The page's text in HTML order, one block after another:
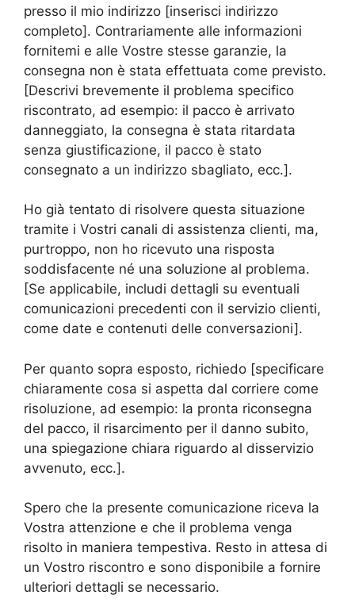
presso il mio indirizzo [inserisci indirizzo
completo]. Contrariamente alle informazioni
fornitemi e alle Vostre stesse garanzie, la
consegna non è stata effettuata come previsto.
[Descrivi brevemente il problema specifico
riscontrato, ad esempio: il pacco è arrivato
danneggiato, la consegna è stata ritardata
senza giustificazione, il pacco è stato
consegnato a un indirizzo sbagliato, ecc.].
Ho già tentato di risolvere questa situazione
tramite i Vostri canali di assistenza clienti, ma,
purtroppo, non ho ricevuto una risposta
soddisfacente né una soluzione al problema.
[Se applicabile, includi dettagli su eventuali
comunicazioni precedenti con il servizio clienti,
come date e contenuti delle conversazioni].
Per quanto sopra esposto, richiedo [specificare
chiaramente cosa si aspetta dal corriere come
risoluzione, ad esempio: la pronta riconsegna
del pacco, il risarcimento per il danno subito,
una spiegazione chiara riguardo al disservizio
avvenuto, ecc.].
Spero che la presente comunicazione riceva la
Vostra attenzione e che il problema venga
risolto in maniera tempestiva. Resto in attesa di
un Vostro riscontro e sono disponibile a fornire
ulteriori dettagli se necessario.